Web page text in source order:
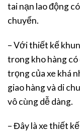
tai nạn lao động
chuyển.
– Với thiết kế
trong kho hàng
trọng của xe khá
giao hàng và di
vô cùng dễ dàng.
– Đây là xe thiết